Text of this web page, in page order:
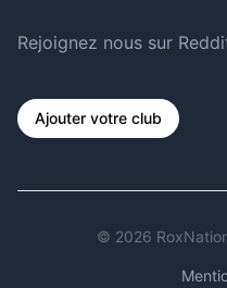
Rejoignez nous sur
Ajouter votre club
© 2026